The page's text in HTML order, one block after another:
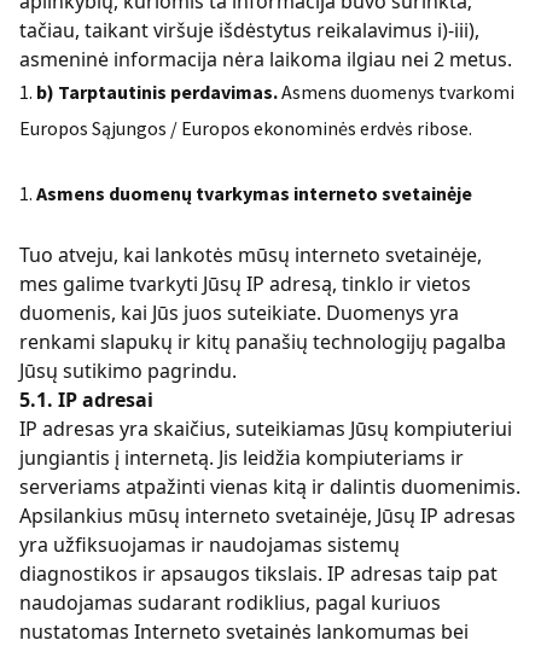
tačiau, taikant viršuje išdėstytus reikalavimus i)-iii),
asmeninė informacija nėra laikoma ilgiau nei 2 metus.
b) Tarptautinis perdavimas.Asmens duomenys tvarkomi
Europos Sąjungos / Europos ekonominės erdvės ribose.
Asmens duomenų tvarkymas interneto svetainėje
Tuo atveju, kai lankotės mūsų interneto svetainėje,
mes galime tvarkyti Jūsų IP adresą, tinklo ir vietos
duomenis, kai Jūs juos suteikiate. Duomenys yra
renkami slapukų ir kitų panašių technologijų pagalba
Jūsų sutikimo pagrindu.
5.1. IP adresai
IP adresas yra skaičius, suteikiamas Jūsų kompiuteriui
jungiantis į internetą. Jis leidžia kompiuteriams ir
serveriams atpažinti vienas kitą ir dalintis duomenimis.
Apsilankius mūsų interneto svetainėje, Jūsų IP adresas
yra užfiksuojamas ir naudojamas sistemų
diagnostikos ir apsaugos tikslais. IP adresas taip pat
naudojamas sudarant rodiklius, pagal kuriuos
nustatomas Interneto svetainės lankomumas bei